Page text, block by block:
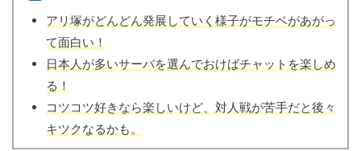
アリ塚がどんどん発展していく様子がモチベがあがっ
て面白い！
日本人が多いサーバを選んでおけばチャットを楽しめ
る！
コツコツ好きなら楽しいけど、対人戦が苦手だと後々
キツクなるかも。